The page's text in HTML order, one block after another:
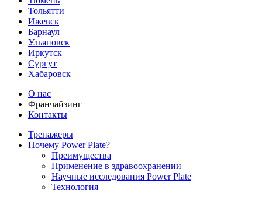
Тольятти
Ижевск
Барнаул
Ульяновск
Иркутск
Сургут
Хабаровск
О нас
Франчайзинг
Контакты
Тренажеры
Почему Power Plate?
Преимущества
Применение в здравоохранении
Научные исследования Power Plate
Технология